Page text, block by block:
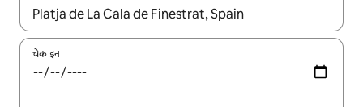
नतीजों के उपलब्ध होने पर, अप और डाउन 'ऐरो की' का इस्तेमाल करके नेविगेट
चेक इन